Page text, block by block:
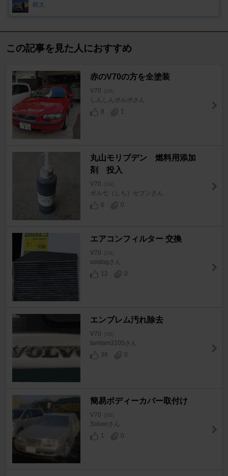
銀太
この記事を見た人におすすめ
赤のV70の方を全塗装
V70 [SB]
しんしんボルボさん
8
1
丸山モリブデン 燃料用添加
剤 投入
V70 [SB]
ボル七（しち）セブンさん
6
0
エアコンフィルター 交換
V70 [SB]
voldogさん
12
0
エンブレム汚れ除去
V70 [SB]
tamtam3105さん
36
0
簡易ボディーカバー取付け
V70 [SB]
Solverさん
1
0